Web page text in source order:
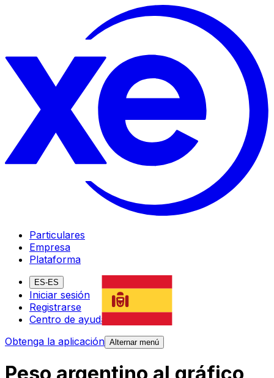
Particulares
Empresa
Plataforma
ES-ES
Iniciar sesión
Registrarse
Centro de ayuda
Obtenga la aplicación Alternar menú